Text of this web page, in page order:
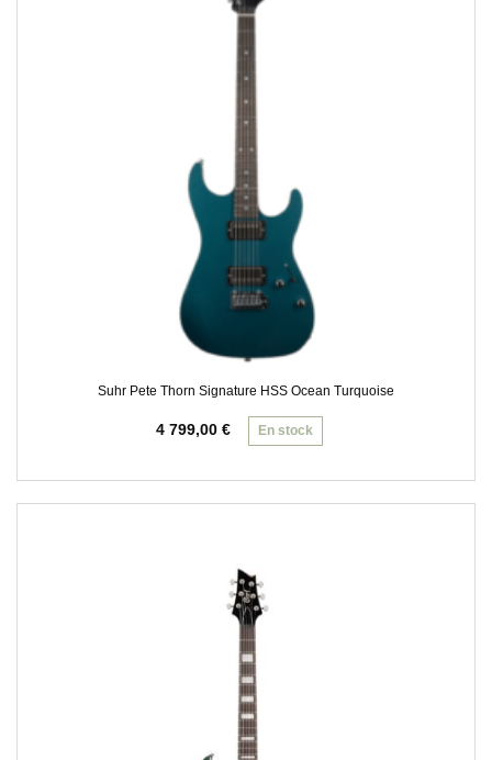
Suhr Pete Thorn Signature HSS Ocean Turquoise
4 799,00 € En stock